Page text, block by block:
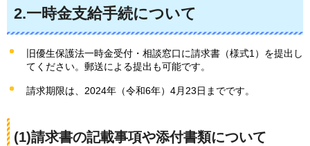
2.一時金支給手続について
旧優生保護法一時金受付・相談窓口に請求書（様式1）を提出し
てください。郵送による提出も可能です。
請求期限は、2024年（令和6年）4月23日までです。
(1)請求書の記載事項や添付書類について